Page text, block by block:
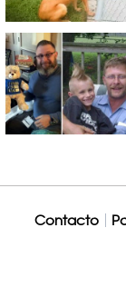
Contacto